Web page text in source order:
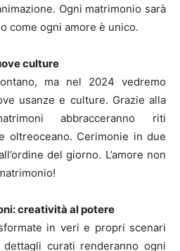
Ogni matrimonio sarà
come ogni amore è unico.
culture
ma nel 2024 vedremo
usanze e culture. Grazie alla
abbracceranno riti
oltreoceano. Cerimonie in due
del giorno. L’amore non
creatività al potere
in veri e propri scenari
curati renderanno ogni